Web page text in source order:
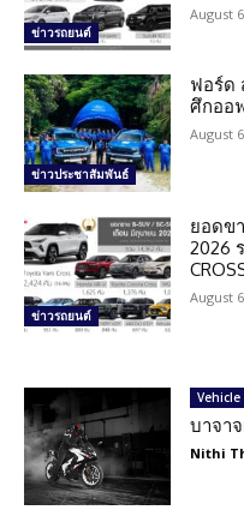
ข่าวรถยนต์
August
ข่าวประชาสัมพันธ์
ฟอร์ด
ศึกออ
August
ข่าวรถยนต์
ยอดข
2026
August
Vehicle
บาจาจ
Nithi